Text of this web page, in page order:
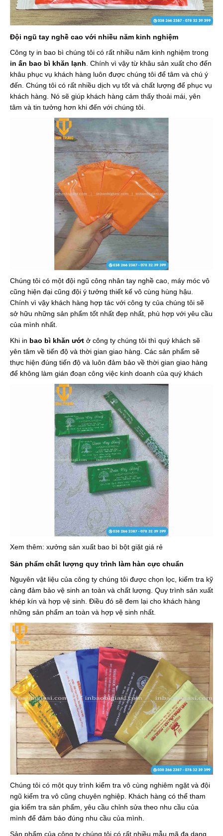
Đội ngũ tay nghề cao với nhiều năm kinh nghiệm
Công ty in bao bì chúng tôi có rất nhiều năm kinh nghiệm trong
in ấn bao bì khăn lạnh . Chính vì vậy từ khâu sản xuất cho đến
khâu phục vụ khách hàng luôn được chúng tôi để tâm và chú ý
đến. Chúng tôi có rất nhiều dịch vụ tốt và chất lượng để phục vụ
khách hàng. Nó sẽ giúp khách hàng cảm thấy thoải mái, yên
tâm và tin tưởng hơn khi đến với chúng tôi.
Chúng tôi có một đội ngũ công nhân tay nghề cao, máy móc vô
cũng hiện đại cũng đội ý tưởng thiết kế vô cùng hùng hậu.
Chính vì vậy khách hàng hợp tác với công ty của chúng tôi sẽ
sở hữu những sản phẩm tốt nhất đẹp nhất, phù hợp với yêu cầu
của mình nhất.
Khi in bao bì khăn ướt ở công ty chúng tôi thì quý khách sẽ
yên tâm về tiến độ và thời gian giao hàng. Các sản phẩm sẽ
thực hiện đúng tiến độ và luôn đảm bảo về thời gian giao hàng
để không làm gián đoạn công việc kinh doanh của quý khách
Xem thêm: xưởng sản xuất bao bì bột giặt giá rẻ
Sản phẩm chất lượng quy trình làm hàn cực chuẩn
Nguyên vật liệu của công ty chúng tôi được chọn lọc, kiểm tra kỹ
càng đảm bảo vệ sinh an toàn và chất lượng. Quy trình sản xuất
khép kín và hợp vệ sinh. Điều đó sẽ đem lại cho khách hàng
những sản phẩm an toàn và hợp vệ sinh nhất.
Chúng tôi có một quy trình kiểm tra vô cùng nghiêm ngặt và đội
ngũ kiểm tra vô cũng chuyên nghiệp. Khách hàng có thể tham
gia kiểm tra sản phẩm, yêu cầu chỉnh sửa theo nhu cầu của
mình để đảm bảo đúng nhu cầu của mình.
Sản phẩm của công ty chúng tôi có rất nhiều mẫu mã đa dạng